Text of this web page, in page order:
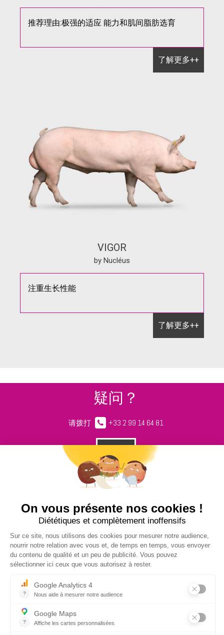
推荐理由:极强的适应 能力和肌间脂肪选育
了解更多++
VIGOR
by Nucléus
注重生长性能
了解更多++
疑问？
请拨打 +33 2 99 14 64 81
7, rue des Orchidées Le Bourg Nouveau
FR35650 LE RHEU - FRANCE
+33 2 99 14 64 81
contact@nucleus-sa.com